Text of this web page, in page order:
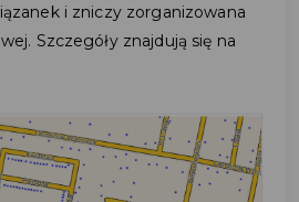
i zniczy zorganizowana
Szczegóły znajdują się na